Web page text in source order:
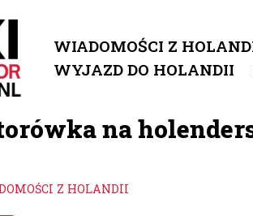
WIADOMOŚCI Z
WYJAZD DO HOLANDII
na
Z HOLANDII